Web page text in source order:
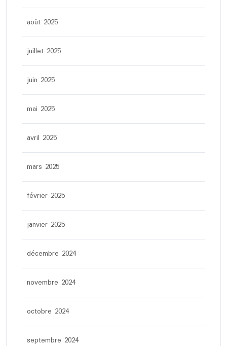
août 2025
juillet 2025
juin 2025
mai 2025
avril 2025
mars 2025
février 2025
janvier 2025
décembre 2024
novembre 2024
octobre 2024
septembre 2024